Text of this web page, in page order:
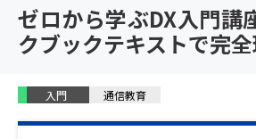
ゼロから学ぶDX入門講
クブックテキストで完
入門 通信教育